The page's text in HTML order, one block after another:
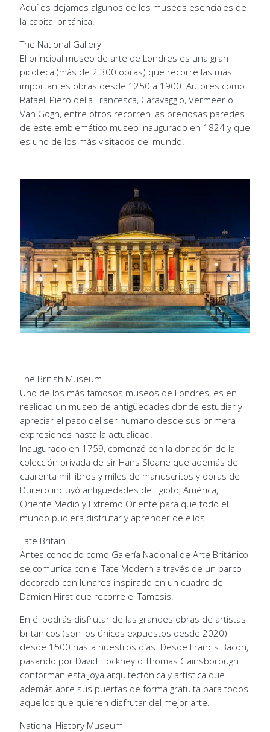
Aquí os dejamos algunos de los museos esenciales de
la capital británica.
The National Gallery
El principal museo de arte de Londres es una gran
picoteca (más de 2.300 obras) que recorre las más
importantes obras desde 1250 a 1900. Autores como
Rafael, Piero della Francesca, Caravaggio, Vermeer o
Van Gogh, entre otros recorren las preciosas paredes
de este emblemático museo inaugurado en 1824 y que
es uno de los más visitados del mundo.
The British Museum
Uno de los más famosos museos de Londres, es en
realidad un museo de antigüedades donde estudiar y
apreciar el paso del ser humano desde sus primera
expresiones hasta la actualidad.
Inaugurado en 1759, comenzó con la donación de la
colección privada de sir Hans Sloane que además de
cuarenta mil libros y miles de manuscritos y obras de
Durero incluyó antigüedades de Egipto, América,
Oriente Medio y Extremo Oriente para que todo el
mundo pudiera disfrutar y aprender de ellos.
Tate Britain
Antes conocido como Galería Nacional de Arte Británico
se comunica con el Tate Modern a través de un barco
decorado con lunares inspirado en un cuadro de
Damien Hirst que recorre el Tamesis.
En él podrás disfrutar de las grandes obras de artistas
británicos (son los únicos expuestos desde 2020)
desde 1500 hasta nuestros días. Desde Francis Bacon,
pasando por David Hockney o Thomas Gainsborough
conforman esta joya arquitectónica y artística que
además abre sus puertas de forma gratuita para todos
aquellos que quieren disfrutar del mejor arte.
National History Museum